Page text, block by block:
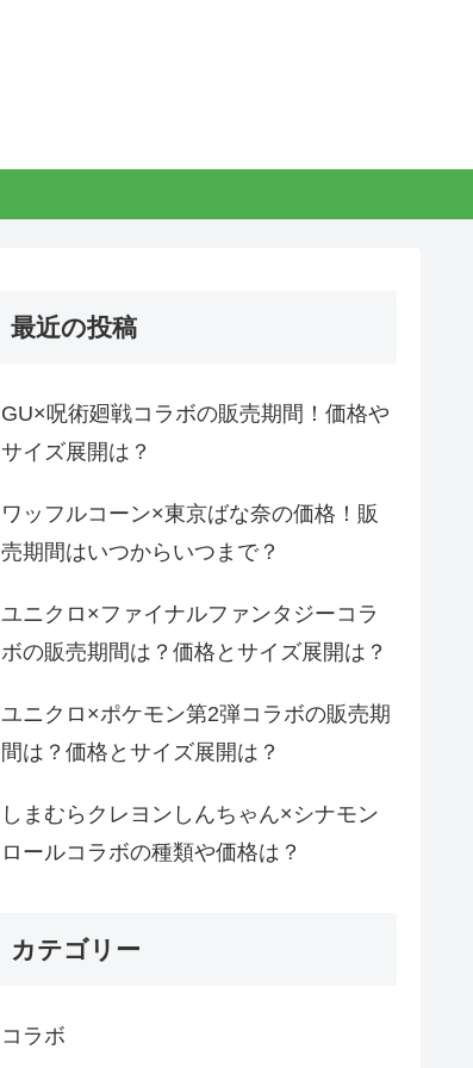
最近の投稿
GU×呪術廻戦コラボの販売期間！価格や
サイズ展開は？
ワッフルコーン×東京ばな奈の価格！販
売期間はいつからいつまで？
ユニクロ×ファイナルファンタジーコラ
ボの販売期間は？価格とサイズ展開は？
ユニクロ×ポケモン第2弾コラボの販売期
間は？価格とサイズ展開は？
しまむらクレヨンしんちゃん×シナモン
ロールコラボの種類や価格は？
カテゴリー
コラボ